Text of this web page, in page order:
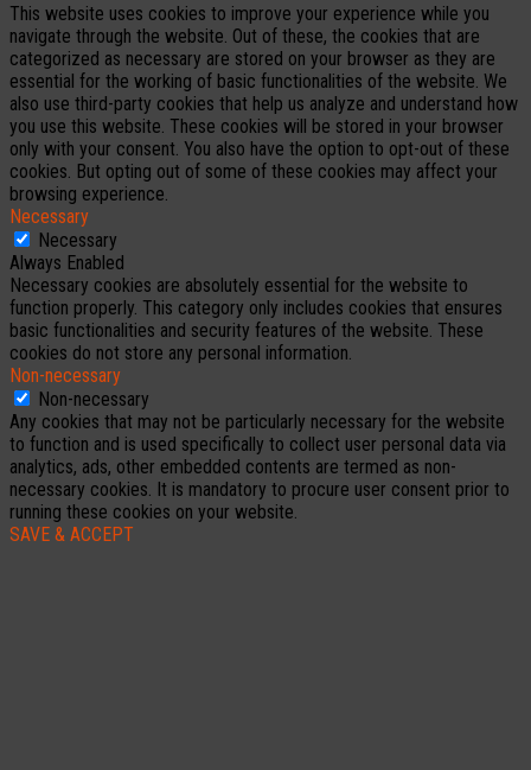
This website uses cookies to improve your experience while you
navigate through the website. Out of these, the cookies that are
categorized as necessary are stored on your browser as they are
essential for the working of basic functionalities of the website. We
also use third-party cookies that help us analyze and understand how
you use this website. These cookies will be stored in your browser
only with your consent. You also have the option to opt-out of these
cookies. But opting out of some of these cookies may affect your
browsing experience.
Necessary
Necessary
Always Enabled
Necessary cookies are absolutely essential for the website to
function properly. This category only includes cookies that ensures
basic functionalities and security features of the website. These
cookies do not store any personal information.
Non-necessary
Non-necessary
Any cookies that may not be particularly necessary for the website
to function and is used specifically to collect user personal data via
analytics, ads, other embedded contents are termed as non-
necessary cookies. It is mandatory to procure user consent prior to
running these cookies on your website.
SAVE & ACCEPT